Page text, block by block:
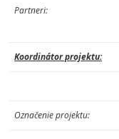
Partneri:
Koordinátor projektu:
Označenie projektu: